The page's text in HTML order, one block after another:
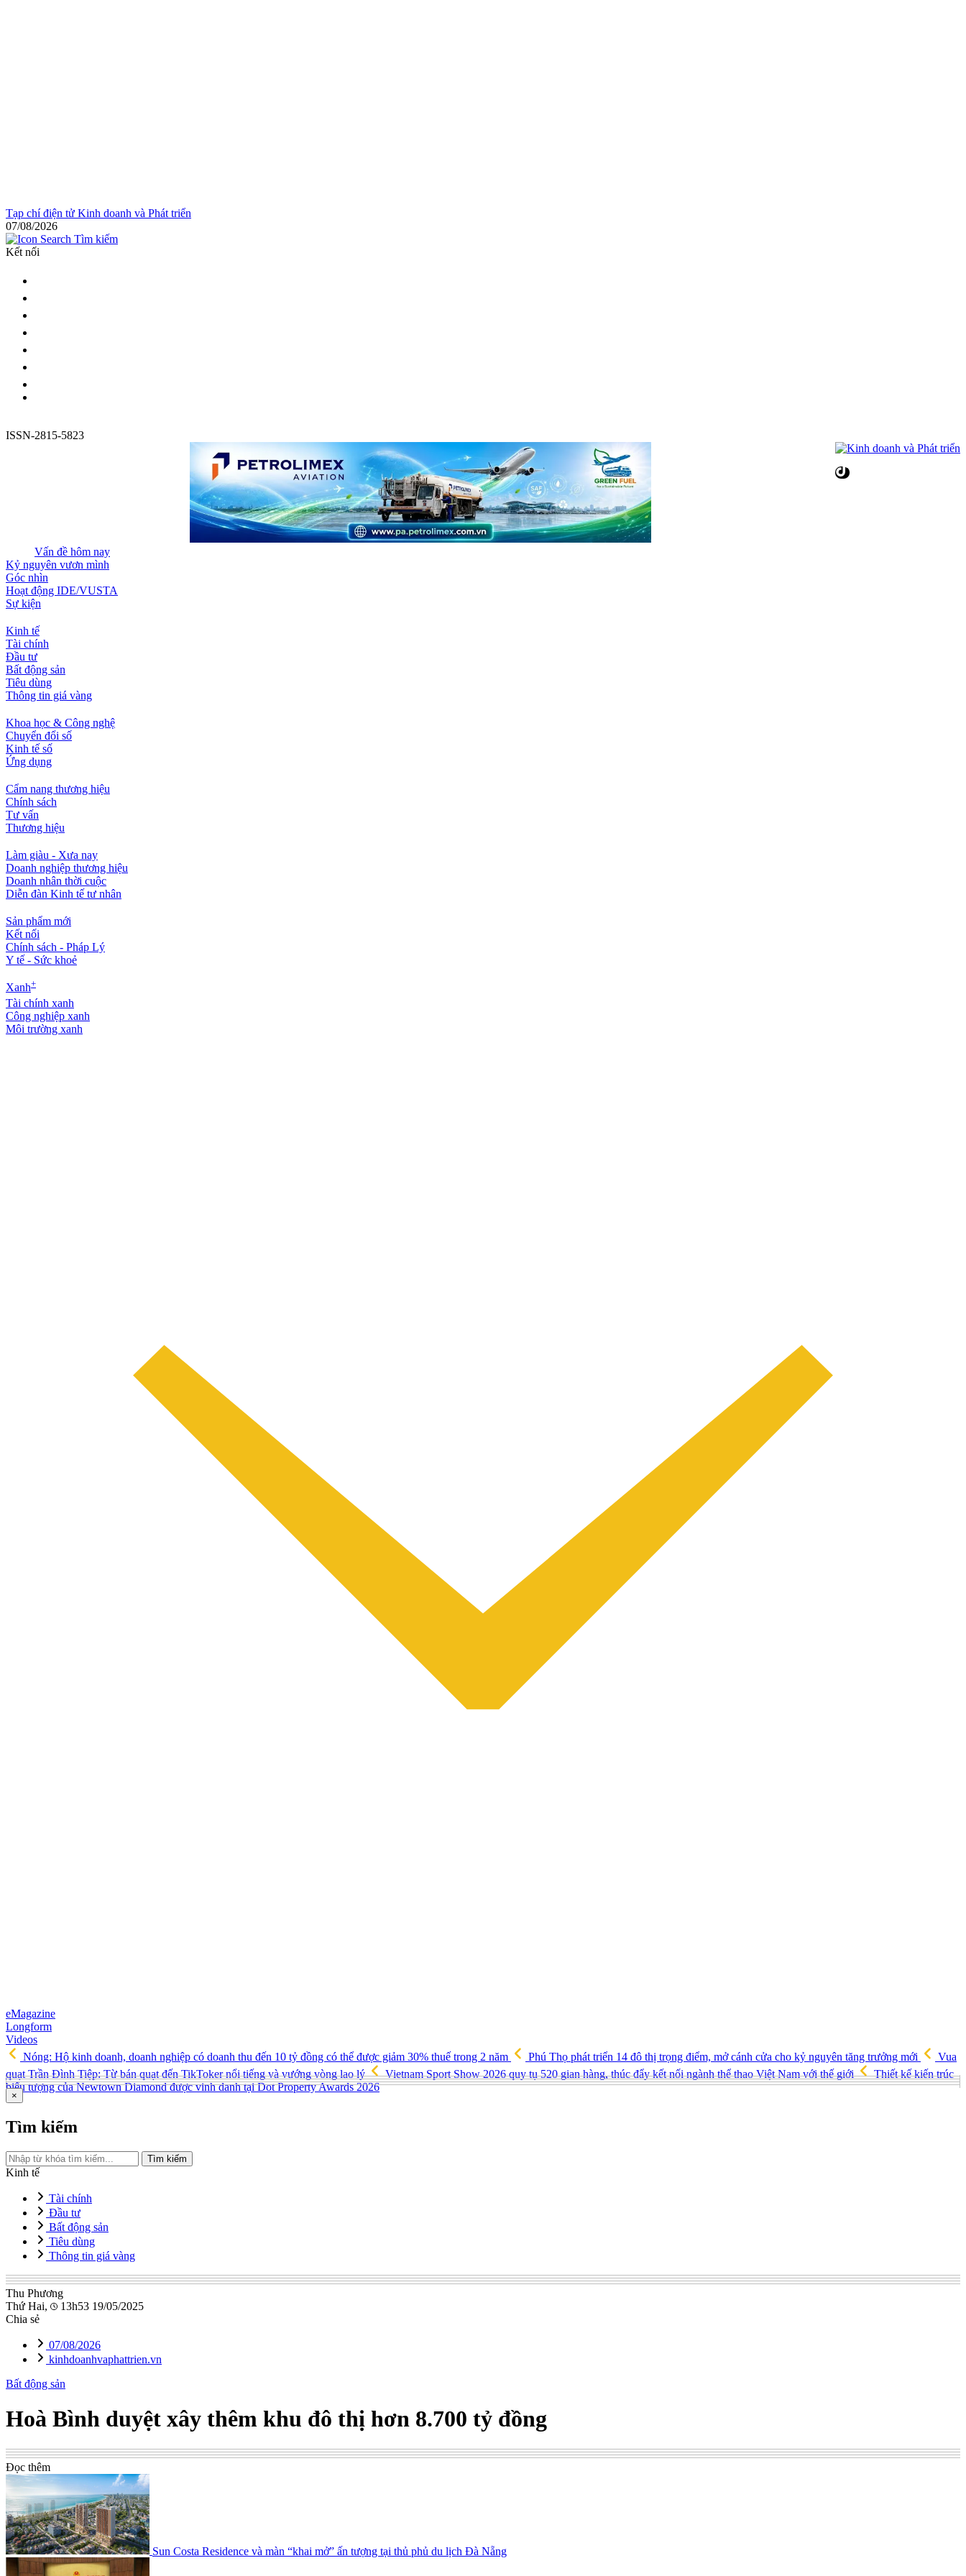
Tạp chí điện tử Kinh doanh và Phát triển
07/08/2026
Tìm kiếm
Kết nối
ISSN-2815-5823
Vấn đề hôm nay
Kỷ nguyên vươn mình
Góc nhìn
Hoạt động IDE/VUSTA
Sự kiện
Kinh tế
Tài chính
Đầu tư
Bất động sản
Tiêu dùng
Thông tin giá vàng
Khoa học & Công nghệ
Chuyển đổi số
Kinh tế số
Ứng dụng
Cẩm nang thương hiệu
Chính sách
Tư vấn
Thương hiệu
Làm giàu - Xưa nay
Doanh nghiệp thương hiệu
Doanh nhân thời cuộc
Diễn đàn Kinh tế tư nhân
Sản phẩm mới
Kết nối
Chính sách - Pháp Lý
Y tế - Sức khoẻ
Xanh+
Tài chính xanh
Công nghiệp xanh
Môi trường xanh
eMagazine
Longform
Videos
Nóng: Hộ kinh doanh, doanh nghiệp có doanh thu đến 10 tỷ đồng có thể được giảm 30% thuế trong 2 năm
Phú Thọ phát triển 14 đô thị trọng điểm, mở cánh cửa cho kỷ nguyên tăng trưởng mới
Vua
quạt Trần Đình Tiệp: Từ bán quạt đến TikToker nổi tiếng và vướng vòng lao lý
Vietnam Sport Show 2026 quy tụ 520 gian hàng, thúc đẩy kết nối ngành thể thao Việt Nam với thế giới
Thiết kế kiến trúc
biểu tượng của Newtown Diamond được vinh danh tại Dot Property Awards 2026
×
Tìm kiếm
Tìm kiếm
Kinh tế
Tài chính
Đầu tư
Bất động sản
Tiêu dùng
Thông tin giá vàng
Thu Phương
Thứ Hai,
13h53 19/05/2025
Chia sẻ
07/08/2026
kinhdoanhvaphattrien.vn
Bất động sản
Hoà Bình duyệt xây thêm khu đô thị hơn 8.700 tỷ đồng
Đọc thêm
Sun Costa Residence và màn “khai mở” ấn tượng tại thủ phủ du lịch Đà Nẵng